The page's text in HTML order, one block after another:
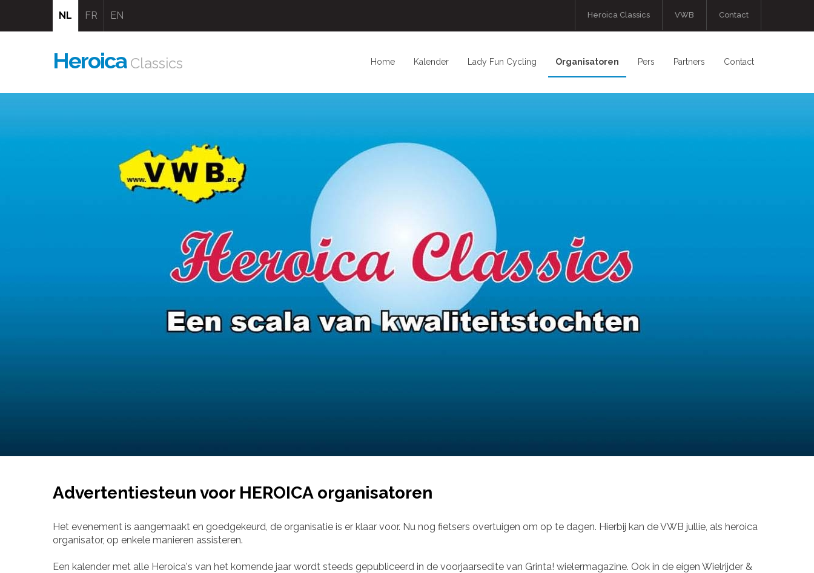
NL FR EN Heroica Classics VWB Contact
HeroicaClassics Home Kalender Lady Fun Cycling Organisatoren Pers Partners Contact
Advertentiesteun voor HEROICA organisatoren
Het evenement is aangemaakt en goedgekeurd, de organisatie is er klaar voor. Nu nog fietsers overtuigen om op te dagen. Hierbij kan de VWB jullie, als heroica
organisator, op enkele manieren assisteren.
Een kalender met alle Heroica's van het komende jaar wordt steeds gepubliceerd in de voorjaarsedite van Grinta! wielermagazine. Ook in de eigen Wielrijder &